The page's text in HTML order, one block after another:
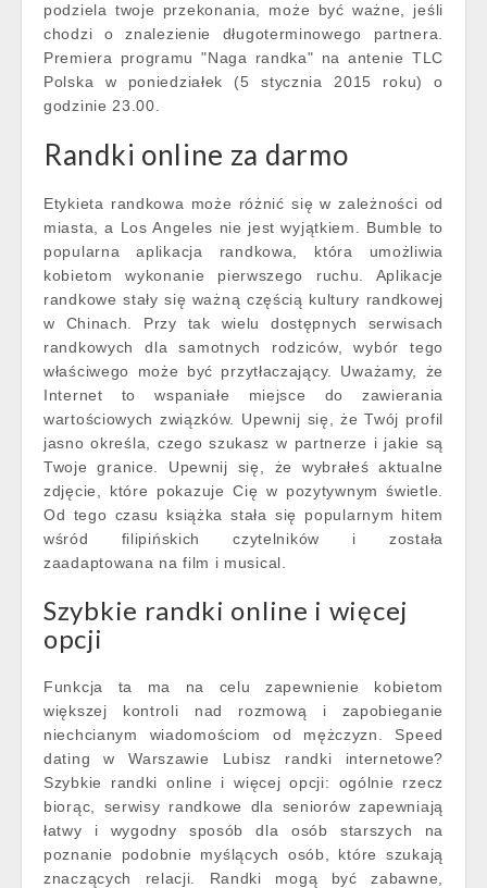
podziela twoje przekonania, może być ważne, jeśli
chodzi o znalezienie długoterminowego partnera.
Premiera programu "Naga randka" na antenie TLC
Polska w poniedziałek (5 stycznia 2015 roku) o
godzinie 23.00.
Randki online za darmo
Etykieta randkowa może różnić się w zależności od
miasta, a Los Angeles nie jest wyjątkiem. Bumble to
popularna aplikacja randkowa, która umożliwia
kobietom wykonanie pierwszego ruchu. Aplikacje
randkowe stały się ważną częścią kultury randkowej
w Chinach. Przy tak wielu dostępnych serwisach
randkowych dla samotnych rodziców, wybór tego
właściwego może być przytłaczający. Uważamy, że
Internet to wspaniałe miejsce do zawierania
wartościowych związków. Upewnij się, że Twój profil
jasno określa, czego szukasz w partnerze i jakie są
Twoje granice. Upewnij się, że wybrałeś aktualne
zdjęcie, które pokazuje Cię w pozytywnym świetle.
Od tego czasu książka stała się popularnym hitem
wśród filipińskich czytelników i została
zaadaptowana na film i musical.
Szybkie randki online i więcej
opcji
Funkcja ta ma na celu zapewnienie kobietom
większej kontroli nad rozmową i zapobieganie
niechcianym wiadomościom od mężczyzn. Speed
dating w Warszawie Lubisz randki internetowe?
Szybkie randki online i więcej opcji: ogólnie rzecz
biorąc, serwisy randkowe dla seniorów zapewniają
łatwy i wygodny sposób dla osób starszych na
poznanie podobnie myślących osób, które szukają
znaczących relacji. Randki mogą być zabawne,